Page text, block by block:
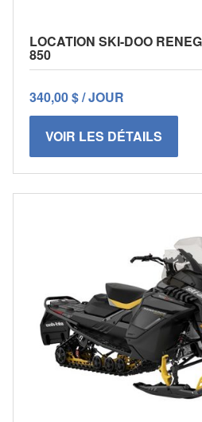
LOCATION SKI-DOO
850
340,00 $ / JOUR
VOIR LES DÉTAILS